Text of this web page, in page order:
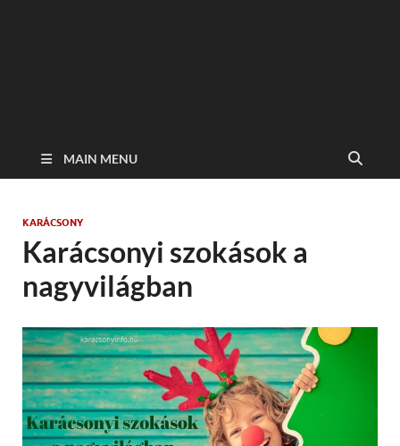
MAIN MENU
KARÁCSONY
Karácsonyi szokások a
nagyvilágban